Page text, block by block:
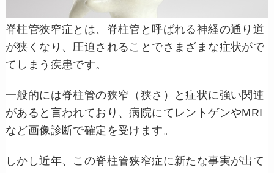
脊柱管狭窄症とは、脊柱管と呼ばれる神経の通り道
が狭くなり、圧迫されることでさまざまな症状がで
てしまう疾患です。
一般的には脊柱管の狭窄（狭さ）と症状に強い関連
があると言われており、病院にてレントゲンやMRI
など画像診断で確定を受けます。
しかし近年、この脊柱管狭窄症に新たな事実が出て